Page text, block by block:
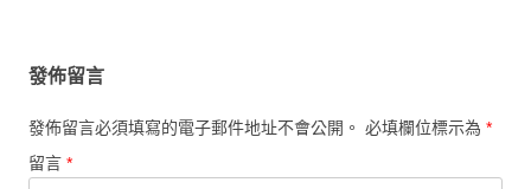
發佈留言
發佈留言必須填寫的電子郵件地址不會公開。 必填欄位標示為 *
留言 *